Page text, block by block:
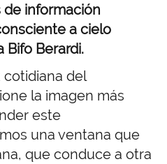
información
a cielo
Bifo Berardi.
cotidiana del
la imagen más
este
una ventana que
que conduce a otra